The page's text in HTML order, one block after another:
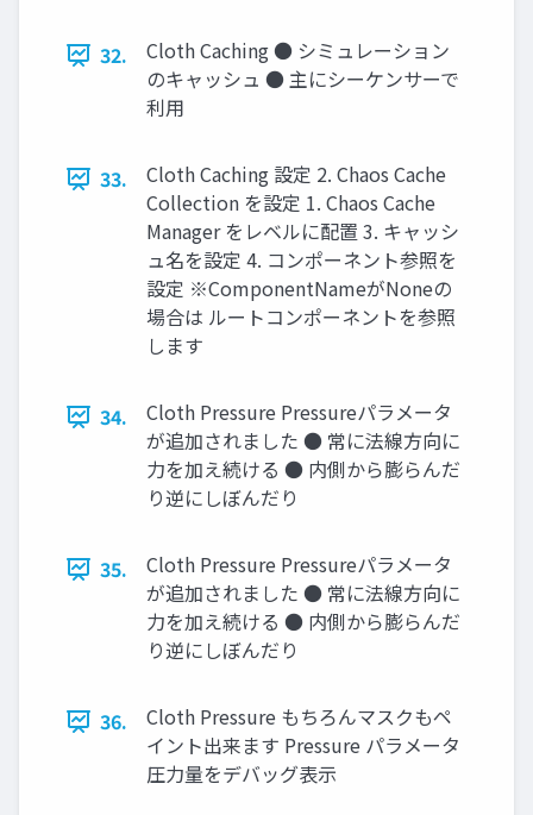
32.
Cloth Caching ● シミュレーション
のキャッシュ ● 主にシーケンサーで
利用
33.
Cloth Caching 設定 2. Chaos Cache
Collection を設定 1. Chaos Cache
Manager をレベルに配置 3. キャッシ
ュ名を設定 4. コンポーネント参照を
設定 ※ComponentNameがNoneの
場合は ルートコンポーネントを参照
します
34.
Cloth Pressure Pressureパラメータ
が追加されました ● 常に法線方向に
力を加え続ける ● 内側から膨らんだ
り逆にしぼんだり
35.
Cloth Pressure Pressureパラメータ
が追加されました ● 常に法線方向に
力を加え続ける ● 内側から膨らんだ
り逆にしぼんだり
36.
Cloth Pressure もちろんマスクもペ
イント出来ます Pressure パラメータ
圧力量をデバッグ表示